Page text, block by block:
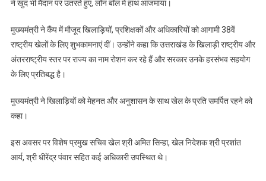
हुए
ने
खुद
भी
उतरते
बॉल
में
ने खुद भी मैदान पर उतरते हुए, लॉन बॉल में हाथ आजमाया।
मुख्यमंत्री ने कैंप में मौजूद खिलाड़ियों, प्रशिक्षकों और अधिकारियों को आगामी 38वें
राष्ट्रीय खेलों के लिए शुभकामनाएं दीं। उन्होंने कहा कि उत्तराखंड के खिलाड़ी राष्ट्रीय और
अंतरराष्ट्रीय स्तर पर राज्य का नाम रोशन कर रहे हैं और सरकार उनके हरसंभव सहयोग
के लिए प्रतिबद्ध है।
मुख्यमंत्री ने खिलाड़ियों को मेहनत और अनुशासन के साथ खेल के प्रति समर्पित रहने को
कहा।
इस अवसर पर विशेष प्रमुख सचिव खेल श्री अमित सिन्हा, खेल निदेशक श्री प्रशांत
आर्य, श्री धीरेंद्र पंवार सहित कई अधिकारी उपस्थित थे।